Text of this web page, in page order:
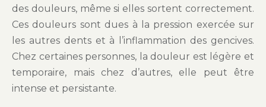
des douleurs, même si elles sortent correctement.
Ces douleurs sont dues à la pression exercée sur
les autres dents et à l’inflammation des gencives.
Chez certaines personnes, la douleur est légère et
temporaire, mais chez d’autres, elle peut être
intense et persistante.